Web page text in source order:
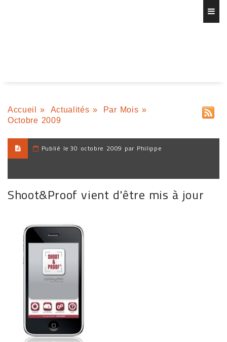
Accueil » Actualités » Par Mois »
Octobre 2009
Publié le 30 octobre 2009 par Philippe
Shoot&Proof vient d'être mis à jour